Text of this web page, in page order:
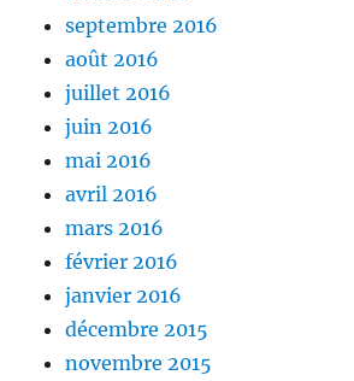
septembre 2016
août 2016
juillet 2016
juin 2016
mai 2016
avril 2016
mars 2016
février 2016
janvier 2016
décembre 2015
novembre 2015